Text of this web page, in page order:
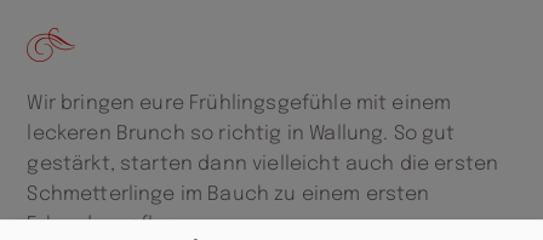
Wir bringen eure Frühlingsgefühle mit einem
leckeren Brunch so richtig in Wallung. So gut
gestärkt, starten dann vielleicht auch die ersten
Schmetterlinge im Bauch zu einem ersten
Erkundungsflug.